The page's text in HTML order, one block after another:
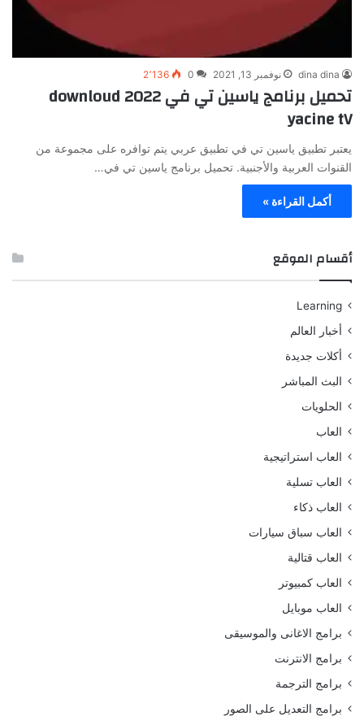
dina dina نوفمبر 13, 2021 0 2٬136
تحميل برنامج ياسين تي في 2022 downloud
yacine tV
يعتبر تطبيق ياسين تي في تطبيق عربي يتم توافره على مجموعة من
القنوات العربية والأجنبية. تحميل برنامج ياسين تي في…
أكمل القراءة »
أقسام الموقع
Learning
أخبار العالم
أكلات جديدة
البث المباشر
الحلويات
العاب
العاب استراتيجية
العاب تسلية
العاب ذكاء
العاب سباق سيارات
العاب قتالية
العاب كمبيوتر
العاب موبايل
برامج الاغانى والموسيقى
برامج الانترنت
برامج الترجمة
برامج التعديل على الصور